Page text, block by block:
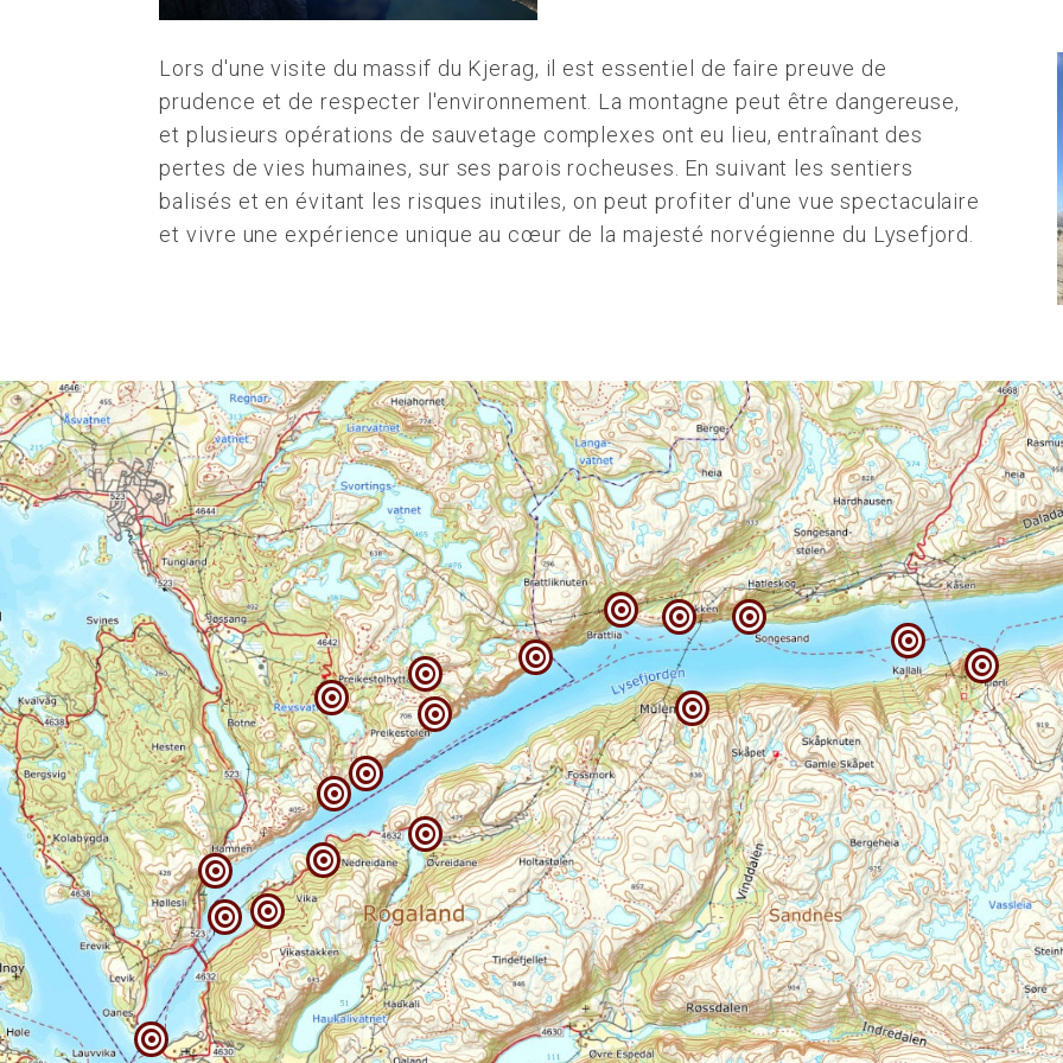
Lors d'une visite du massif du Kjerag, il est essentiel de faire preuve de
prudence et de respecter l'environnement. La montagne peut être dangereuse,
et plusieurs opérations de sauvetage complexes ont eu lieu, entraînant des
pertes de vies humaines, sur ses parois rocheuses. En suivant les sentiers
balisés et en évitant les risques inutiles, on peut profiter d'une vue spectaculaire
et vivre une expérience unique au cœur de la majesté norvégienne du Lysefjord.












 



